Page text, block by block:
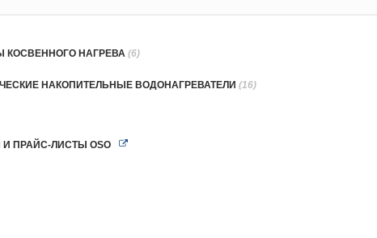
КОСВЕННОГО НАГРЕВА (6)
НАКОПИТЕЛЬНЫЕ ВОДОНАГРЕВАТЕЛИ (16)
И ПРАЙС-ЛИСТЫ OSO